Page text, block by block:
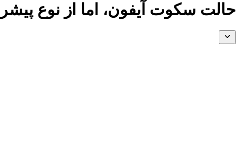
حالت سکوت آیفون، اما از نوع